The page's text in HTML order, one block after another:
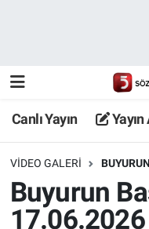
Canlı Yayın Yayın
VIDEO GALERI
Buyurun
17.06.2026
TV 5 Ekranı ve